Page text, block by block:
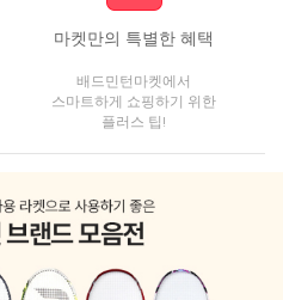
마켓만의 특별한 혜택
배드민턴마켓에서
스마트하게 쇼핑하기 위한
플러스 팁!